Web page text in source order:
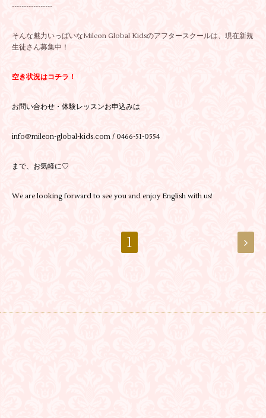
-----------------
そんな魅力いっぱいなMileon Global Kidsのアフタースクールは、現在新規
生徒さん募集中！
空き状況はコチラ！
お問い合わせ・体験レッスンお申込みは
info@mileon-global-kids.com / 0466-51-0554
まで、お気軽に♡
We are looking forward to see you and enjoy English with us!
1